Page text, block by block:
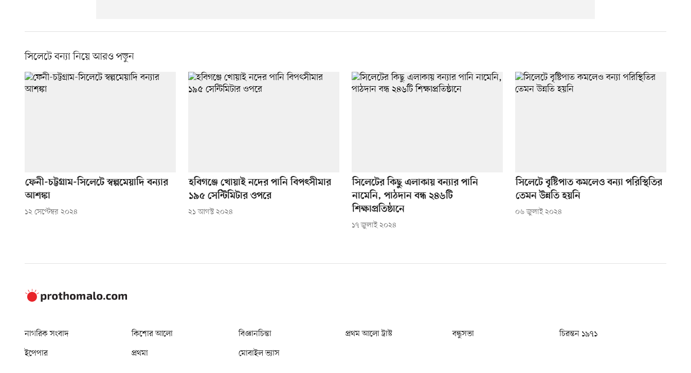
সিলেটে বন্যা নিয়ে আরও পড়ুন
ফেনী-চট্টগ্রাম-সিলেটে স্বল্পমেয়াদি বন্যার
আশঙ্কা
১২ সেপ্টেম্বর ২০২৪
হবিগঞ্জে খোয়াই নদের পানি বিপৎসীমার
১৯৫ সেন্টিমিটার ওপরে
২১ আগস্ট ২০২৪
সিলেটের কিছু এলাকায় বন্যার পানি
নামেনি, পাঠদান বন্ধ ২৪৬টি
শিক্ষাপ্রতিষ্ঠানে
১৭ জুলাই ২০২৪
সিলেটে বৃষ্টিপাত কমলেও বন্যা পরিস্থিতির
তেমন উন্নতি হয়নি
০৬ জুলাই ২০২৪
নাগরিক সংবাদ কিশোর আলো বিজ্ঞানচিন্তা প্রথম আলো ট্রাস্ট বন্ধুসভা
চিরন্তন ১৯৭১
ইপেপার
প্রথমা মোবাইল ভ্যাস